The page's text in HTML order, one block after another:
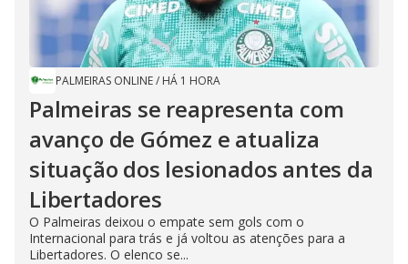
PALMEIRAS ONLINE/ HÁ 1 HORA
Palmeiras se reapresenta com
avanço de Gómez e atualiza
situação dos lesionados antes da
Libertadores
O Palmeiras deixou o empate sem gols com o
Internacional para trás e já voltou as atenções para a
Libertadores. O elenco se...